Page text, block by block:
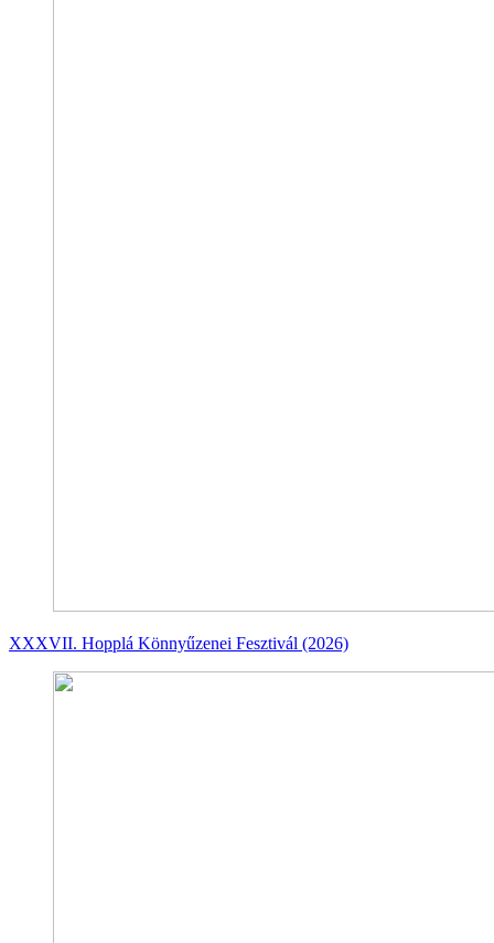
XXXVII. Hopplá Könnyűzenei Fesztivál (2026)